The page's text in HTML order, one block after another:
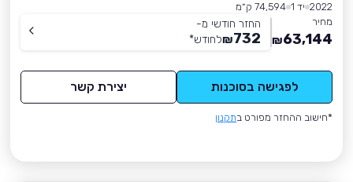
2022 יד 1
74,594 ק״מ
מחיר
63,144
₪
החזר חודשי מ-
732
₪לחודש*
לפגישה בסוכנות יצירת קשר
*חישוב ההחזר מפורט בתקנון